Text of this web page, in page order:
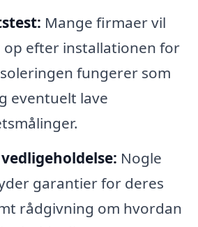
Mange firmaer vil
op efter installationen for
fungerer som
eventuelt lave
Nogle
garantier for deres
rådgivning om hvordan